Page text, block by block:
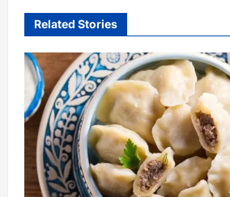
g
a
t
i
n
Related Stories